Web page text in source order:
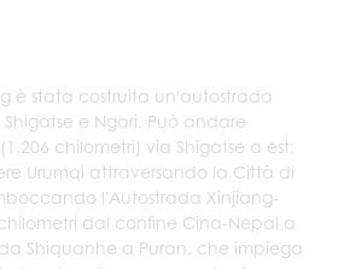
è stata costruita un'autostrada
e Ngari. Può andare
chilometri) via Shigatse a est;
Urumqi attraversando la Città di
l'Autostrada Xinjiang-
dal confine Cina-Nepal a
Shiquanhe a Puran, che impiega